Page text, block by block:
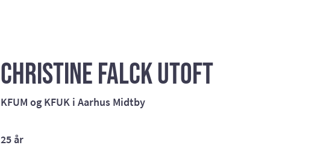
Christine Falck Utoft
KFUM og KFUK i Aarhus Midtby
25 år